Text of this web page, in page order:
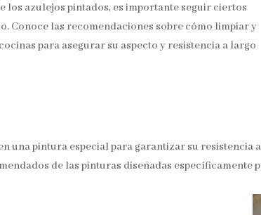
los azulejos pintados, es importante seguir ciertos
Conoce las recomendaciones sobre cómo limpiar y
para asegurar su aspecto y resistencia a largo
una pintura especial para garantizar su
de las pinturas diseñadas específicamente